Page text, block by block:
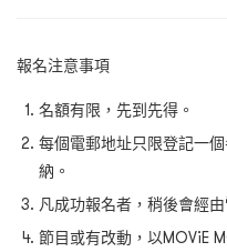
報名注意事項
名額有限，先到先得。
每個電郵地址只限登記一
納。
凡成功報名者，稍後會經
節目或有改動，以MOViE